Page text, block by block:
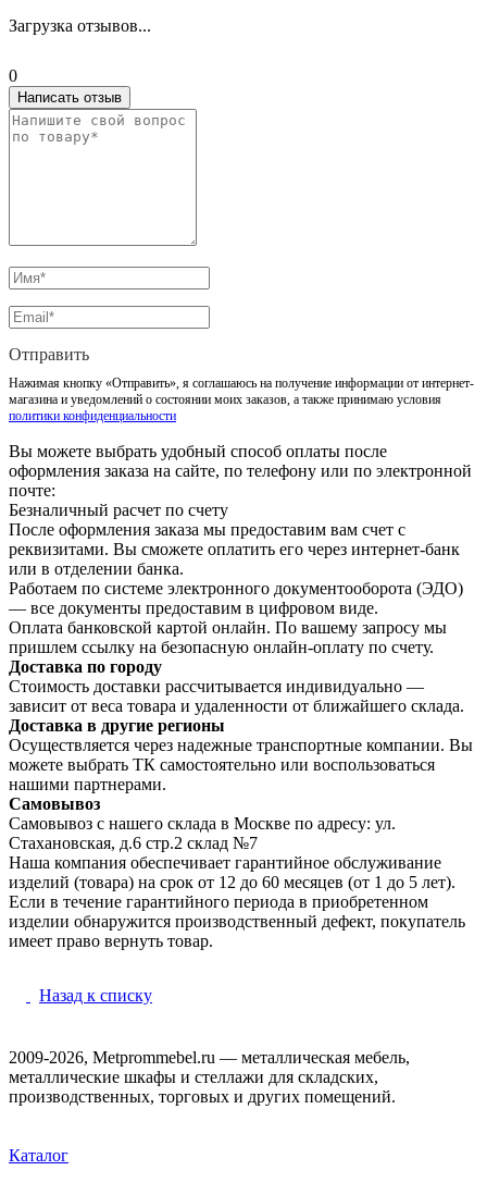
Загрузка отзывов...
0
Написать отзыв
Отправить
Нажимая кнопку «Отправить», я соглашаюсь на получение информации от интернет-
магазина и уведомлений о состоянии моих заказов, а также принимаю условия
политики конфиденциальности
Вы можете выбрать удобный способ оплаты после
оформления заказа на сайте, по телефону или по электронной
почте:
Безналичный расчет по счету
После оформления заказа мы предоставим вам счет с
реквизитами. Вы сможете оплатить его через интернет-банк
или в отделении банка.
Работаем по системе электронного документооборота (ЭДО)
— все документы предоставим в цифровом виде.
Оплата банковской картой онлайн. По вашему запросу мы
пришлем ссылку на безопасную онлайн-оплату по счету.
Доставка по городу
Стоимость доставки рассчитывается индивидуально —
зависит от веса товара и удаленности от ближайшего склада.
Доставка в другие регионы
Осуществляется через надежные транспортные компании. Вы
можете выбрать ТК самостоятельно или воспользоваться
нашими партнерами.
Самовывоз
Самовывоз с нашего склада в Москве по адресу: ул.
Стахановская, д.6 стр.2 склад №7
Наша компания обеспечивает гарантийное обслуживание
изделий (товара) на срок от 12 до 60 месяцев (от 1 до 5 лет).
Если в течение гарантийного периода в приобретенном
изделии обнаружится производственный дефект, покупатель
имеет право вернуть товар.
Назад к списку
2009-2026, Metprommebel.ru — металлическая мебель,
металлические шкафы и стеллажи для складских,
производственных, торговых и других помещений.
Каталог